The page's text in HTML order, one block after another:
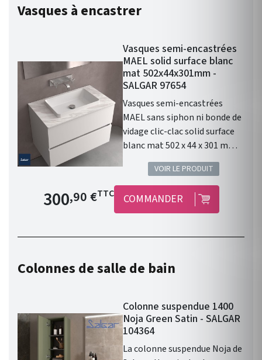
inclus. Finition : Noir Mat.
Espagne. Garantie 3 ans.
Vasques à encastrer
Vasques semi-encastrées
MAEL solid surface blanc
mat 502x44x301mm -
SALGAR 97654
Vasques semi-encastrées
MAEL sans siphon ni bonde de
vidage clic-clac solid surface
blanc mat 502 x 44 x 301 mm :
un élément design pour votre
salle de bain.VOIR LE PRODUIT
Prix de base
300,90 €TTC COMMANDER
Colonnes de salle de bain
Colonne suspendue 1400
Noja Green Satin - SALGAR
104364
La colonne suspendue Noja de